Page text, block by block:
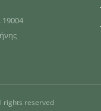
rights reserved